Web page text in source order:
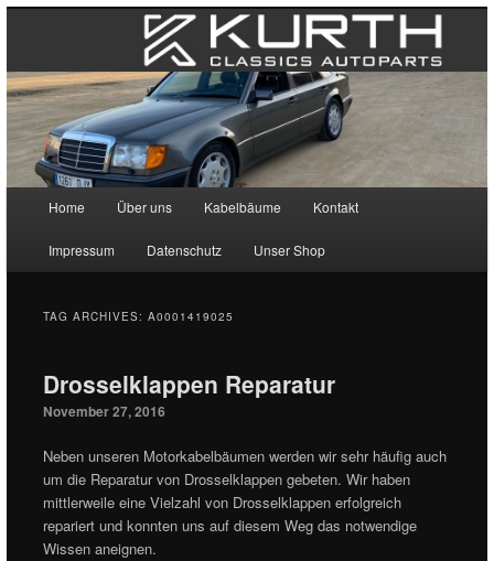
Skip to primary content
Skip to secondary content
Home Über uns Kabelbäume Kontakt
Impressum Datenschutz Unser Shop
TAG ARCHIVES:A0001419025
Drosselklappen Reparatur
November 27, 2016
Neben unseren Motorkabelbäumen werden wir sehr häufig auch
um die Reparatur von Drosselklappen gebeten. Wir haben
mittlerweile eine Vielzahl von Drosselklappen erfolgreich
repariert und konnten uns auf diesem Weg das notwendige
Wissen aneignen.